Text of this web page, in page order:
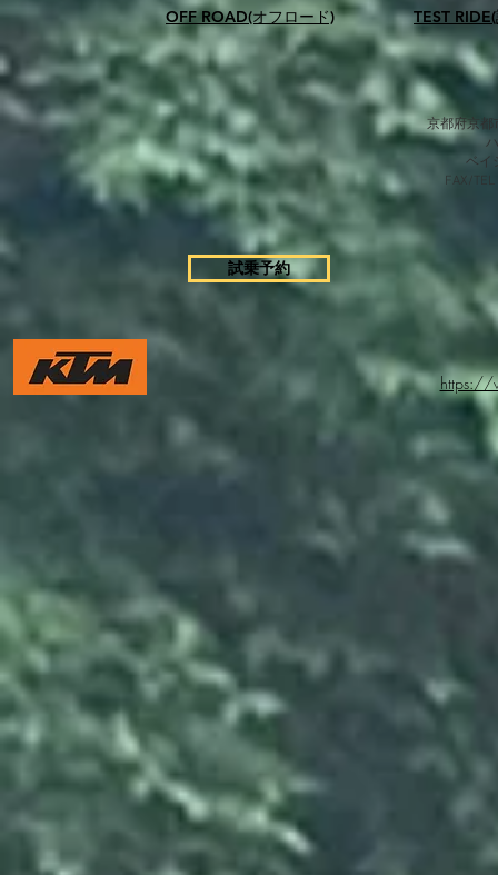
OFF ROAD(オフロード) TEST
京都府京都
ベイ
FAX/
試乗予約
https://